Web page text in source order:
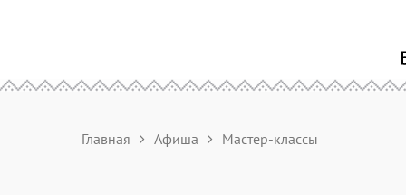
Главная Афиша Мастер-классы